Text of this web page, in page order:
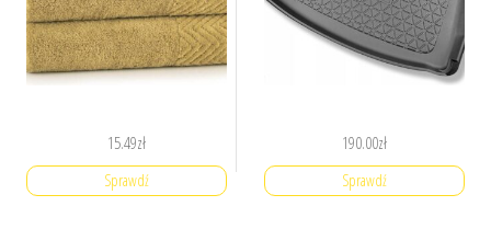
15.49zł
Sprawdź
190.00zł
Sprawdź